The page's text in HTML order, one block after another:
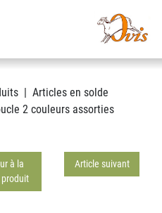
Articles en solde
2 couleurs assorties
à la
produit
Article suivant